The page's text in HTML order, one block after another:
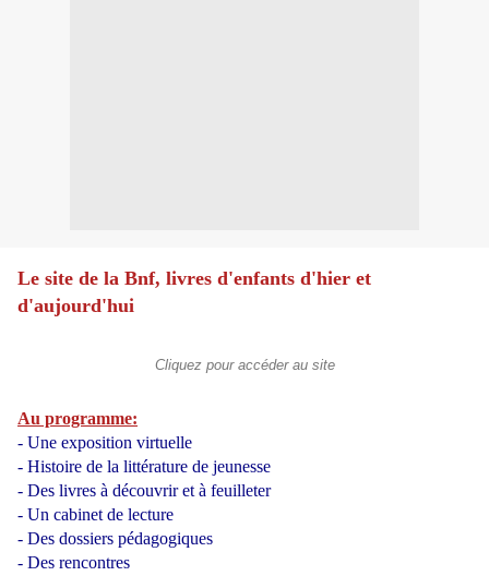
Le site de la Bnf, livres d'enfants d'hier et
d'aujourd'hui
Cliquez pour accéder au site
Au programme:
- Une exposition virtuelle
- Histoire de la littérature de jeunesse
- Des livres à découvrir et à feuilleter
- Un cabinet de lecture
- Des dossiers pédagogiques
- Des rencontres